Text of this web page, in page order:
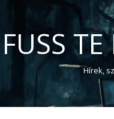
FUSS
Hírek,